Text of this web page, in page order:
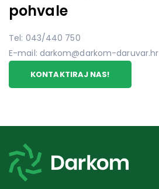
pohvale
Tel: 043/440 750
E-mail: darkom@darkom-daruvar.hr
KONTAKTIRAJ NAS!